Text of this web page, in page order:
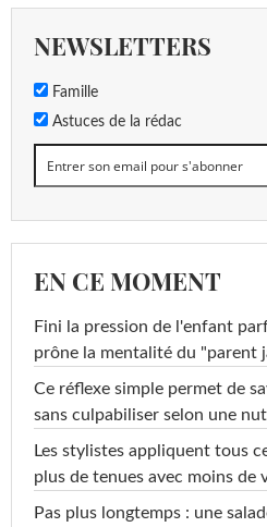
NEWSLETTERS
Famille
Astuces de la rédac
EN CE MOMENT
Fini la pression de l'enfant
prône la mentalité du "parent
Ce réflexe simple permet de
sans culpabiliser selon une
Les stylistes appliquent tous
plus de tenues avec moins de
Pas plus longtemps : une